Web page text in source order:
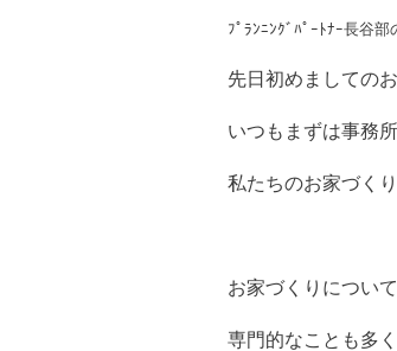
ﾌﾟﾗﾝﾆﾝｸﾞﾊﾟｰﾄﾅｰ長谷部
先日初めましての
いつもまずは事務
私たちのお家づく
お家づくりについ
専門的なことも多